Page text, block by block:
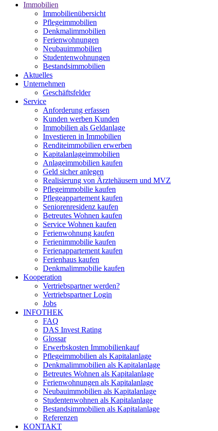
Immobilien
Immobilienübersicht
Pflegeimmobilien
Denkmalimmobilien
Ferienwohnungen
Neubauimmobilien
Studentenwohnungen
Bestandsimmobilien
Aktuelles
Unternehmen
Geschäftsfelder
Service
Anforderung erfassen
Kunden werben Kunden
Immobilien als Geldanlage
Investieren in Immobilien
Renditeimmobilien erwerben
Kapitalanlageimmobilien
Anlageimmobilien kaufen
Geld sicher anlegen
Realisierung von Ärztehäusern und MVZ
Pflegeimmobilie kaufen
Pflegeappartement kaufen
Seniorenresidenz kaufen
Betreutes Wohnen kaufen
Service Wohnen kaufen
Ferienwohnung kaufen
Ferienimmobilie kaufen
Ferienappartement kaufen
Ferienhaus kaufen
Denkmalimmobilie kaufen
Kooperation
Vertriebspartner werden?
Vertriebspartner Login
Jobs
INFOTHEK
FAQ
DAS Invest Rating
Glossar
Erwerbskosten Immobilienkauf
Pflegeimmobilien als Kapitalanlage
Denkmalimmobilien als Kapitalanlage
Betreutes Wohnen als Kapitalanlage
Ferienwohnungen als Kapitalanlage
Neubauimmobilien als Kapitalanlage
Studentenwohnen als Kapitalanlage
Bestandsimmobilien als Kapitalanlage
Referenzen
KONTAKT